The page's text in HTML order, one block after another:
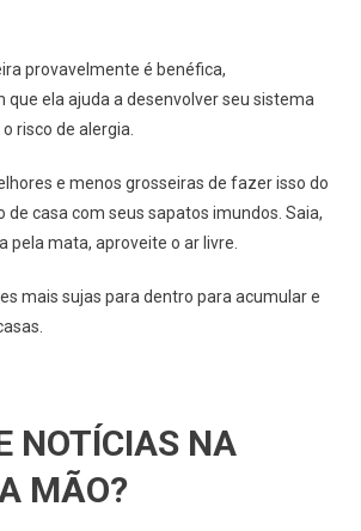
provavelmente é benéfica,
que ela ajuda a desenvolver seu sistema
risco de alergia.
e menos grosseiras de fazer isso do
de casa com seus sapatos imundos. Saia,
pela mata, aproveite o ar livre.
mais sujas para dentro para acumular e
NOTÍCIAS NA
MÃO?